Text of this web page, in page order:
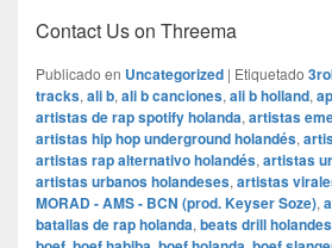
Contact Us on Threema
Publicado en Uncategorized | Etiquetado
tracks, ali b, ali b canciones, ali b holland,
artistas de rap spotify holanda, artistas
artistas hip hop underground holandés,
artistas rap alternativo holandés, artistas
artistas urbanos holandeses, artistas
MORAD - AMS - BCN (prod. Keyser Soze),
batallas de rap holanda, beats drill